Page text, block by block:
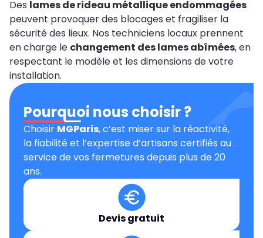
Des lames de rideau métallique endommagées
peuvent provoquer des blocages et fragiliser la
sécurité des lieux. Nos techniciens locaux prennent
en charge le changement des lames abîmées, en
respectant le modèle et les dimensions de votre
installation.
Pourquoi nous choisir ?
Choisir MGParis, c’est miser sur la réactivité,
la fiabilité et l’expertise d’artisans certifiés au
service de vos fermetures depuis plus de 20
ans.
Devis gratuit